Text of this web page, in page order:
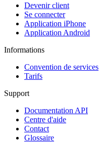
Devenir client
Se connecter
Application iPhone
Application Android
Informations
Convention de services
Tarifs
Support
Documentation API
Centre d'aide
Contact
Glossaire